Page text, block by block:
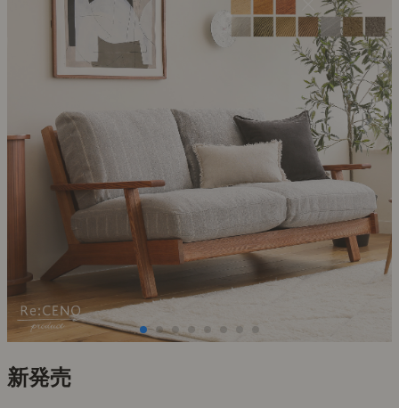
新発売